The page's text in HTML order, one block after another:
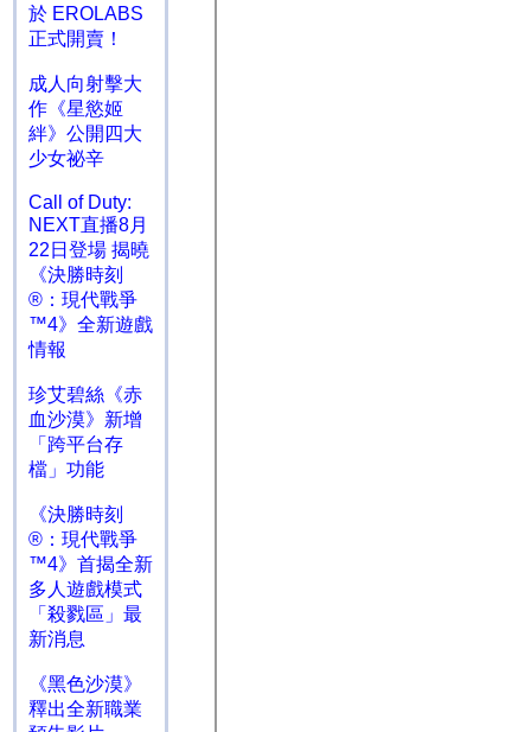
於 EROLABS
正式開賣！
成人向射擊大
作《星慾姬
絆》公開四大
少女祕辛
Call of Duty:
NEXT直播8月
22日登場 揭曉
《決勝時刻
®：現代戰爭
™4》全新遊戲
情報
珍艾碧絲《赤
血沙漠》新增
「跨平台存
檔」功能
《決勝時刻
®：現代戰爭
™4》首揭全新
多人遊戲模式
「殺戮區」最
新消息
《黑色沙漠》
釋出全新職業